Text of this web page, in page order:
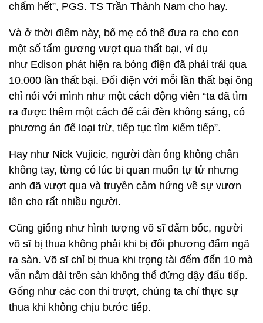
chấm hết”, PGS. TS Trần Thành Nam cho hay.
Và ở thời điểm này, bố mẹ có thể đưa ra cho con
một số tấm gương vượt qua thất bại, ví dụ
như Edison phát hiện ra bóng điện đã phải trải qua
10.000 lần thất bại. Đối diện với mỗi lần thất bại ông
chỉ nói với mình như một cách động viên “ta đã tìm
ra được thêm một cách để cái đèn không sáng, có
phương án để loại trừ, tiếp tục tìm kiếm tiếp”.
Hay như Nick Vujicic, người đàn ông không chân
không tay, từng có lúc bi quan muốn tự tử nhưng
anh đã vượt qua và truyền cảm hứng về sự vươn
lên cho rất nhiều người.
Cũng giống như hình tượng võ sĩ đấm bốc, người
võ sĩ bị thua không phải khi bị đối phương đấm ngã
ra sàn. Võ sĩ chỉ bị thua khi trọng tài đếm đến 10 mà
vẫn nằm dài trên sàn không thể đứng dậy đấu tiếp.
Gống như các con thi trượt, chúng ta chỉ thực sự
thua khi không chịu bước tiếp.